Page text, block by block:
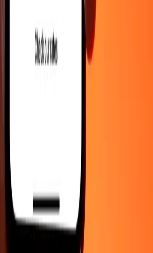
Θέσεις εργασίαςΑσφάλεια
Ειδοποίηση για cookiesΌροι και
Κέντρο βοήθειας